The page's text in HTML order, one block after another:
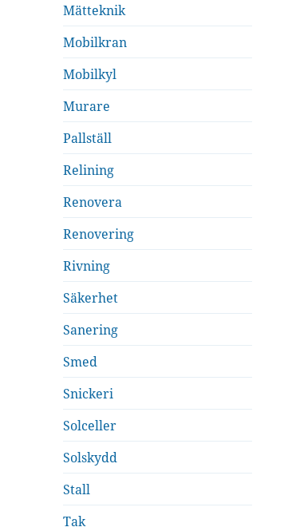
Mätteknik
Mobilkran
Mobilkyl
Murare
Pallställ
Relining
Renovera
Renovering
Rivning
Säkerhet
Sanering
Smed
Snickeri
Solceller
Solskydd
Stall
Tak